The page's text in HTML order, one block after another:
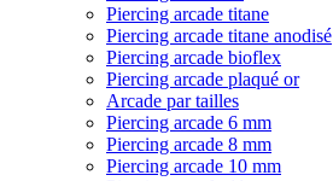
Piercing arcade titane
Piercing arcade titane anodisé
Piercing arcade bioflex
Piercing arcade plaqué or
Arcade par tailles
Piercing arcade 6 mm
Piercing arcade 8 mm
Piercing arcade 10 mm